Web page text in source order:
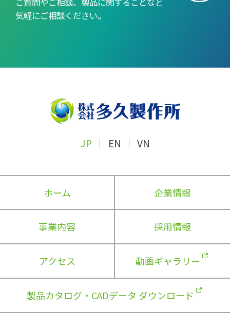
気軽にご相談ください。
JP EN VN
ホーム 企業情報
事業内容 採用情報
アクセス
製品カタログ・CADデータ ダウンロード
動画ギャラリー